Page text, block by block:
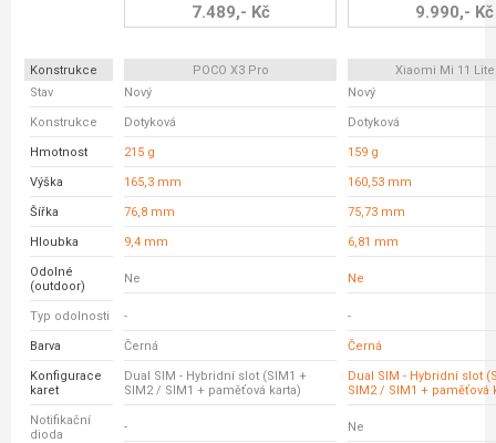
7.489,- Kč 9.990,- Kč
Konstrukce POCO X3 Pro
Xiaomi Mi 11 Lite
Stav
Nový Nový
Konstrukce Dotyková Dotyková
Hmotnost 215 g 159 g
Výška 165,3 mm 160,53 mm
Šířka 76,8 mm 75,73 mm
Hloubka 9,4 mm 6,81 mm
Odolné
(outdoor)
Ne Ne
Typ odolnosti - -
Barva Černá Černá
Konfigurace
karet
Dual SIM - Hybridní slot (SIM1 +
SIM2 / SIM1 + paměťová karta)
Dual SIM - Hybridní slot
SIM2 / SIM1 + paměťová
Notifikační
dioda
- Ne